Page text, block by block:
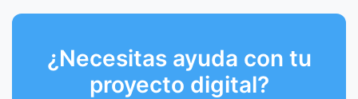
¿Necesitas ayuda con tu
proyecto digital?